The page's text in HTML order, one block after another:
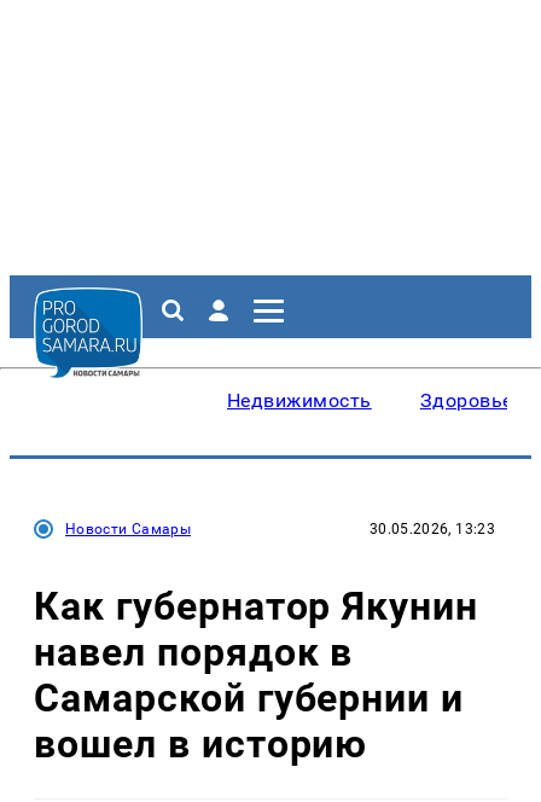
Недвижимость Здоровье
Новости Самары 30.05.2026, 13:23
Как губернатор Якунин
навел порядок в
Самарской губернии и
вошел в историю